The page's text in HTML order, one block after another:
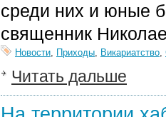
среди них и юные
священник
Новости, Приходы, Викариатство,
Читать дальше